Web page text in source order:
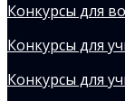
Конкурсы для
Конкурсы для
Конкурсы для